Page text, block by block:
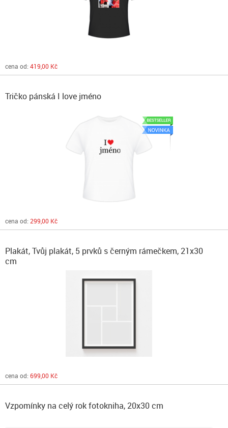
cena od: 419,00 Kč
Tričko pánská I love jméno
cena od: 299,00 Kč
Plakát, Tvůj plakát, 5 prvků s černým rámečkem, 21x30
cm
cena od: 699,00 Kč
Vzpomínky na celý rok fotokniha, 20x30 cm